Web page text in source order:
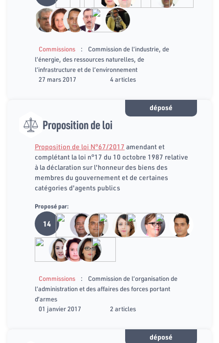
Commissions :
Commission de l’industrie, de
l’énergie, des ressources naturelles, de
l’infrastructure et de l’environnement
27 mars 2017
4 articles
déposé
Proposition de loi
Proposition de loi N°67/2017 amendant et
complétant la loi n°17 du 10 octobre 1987 relative
à la déclaration sur l'honneur des biens des
membres du gouvernement et de certaines
catégories d'agents publics
Proposé par:
14
Commissions :
Commission de l’organisation de
l’administration et des affaires des forces portant
d’armes
01 janvier 2017
2 articles
déposé